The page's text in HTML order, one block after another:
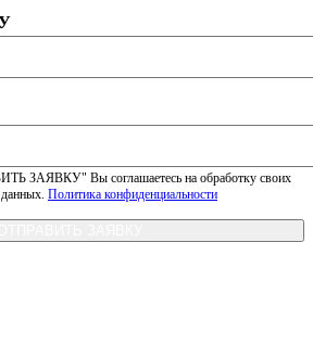
ЗАЯВКУ" Вы соглашаетесь на обработку своих
Политика конфиденциальности